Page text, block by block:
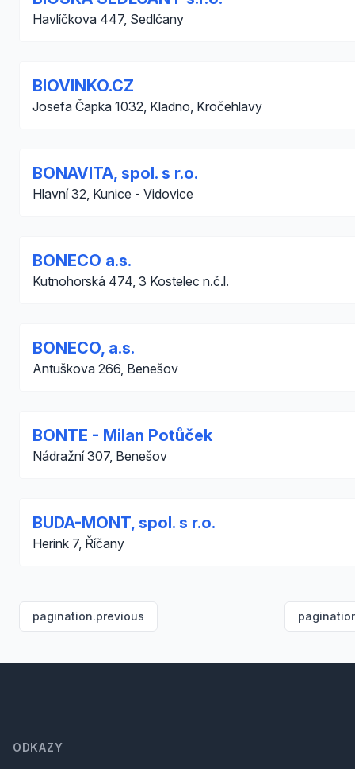
Havlíčkova 447, Sedlčany
BIOVINKO.CZ
Josefa Čapka 1032, Kladno, Kročehlavy
BONAVITA, spol. s r.o.
Hlavní 32, Kunice - Vidovice
BONECO a.s.
Kutnohorská 474, 3 Kostelec n.č.l.
BONECO, a.s.
Antuškova 266, Benešov
BONTE - Milan Potůček
Nádražní 307, Benešov
BUDA-MONT, spol. s r.o.
Herink 7, Říčany
pagination.previous
ODKAZY